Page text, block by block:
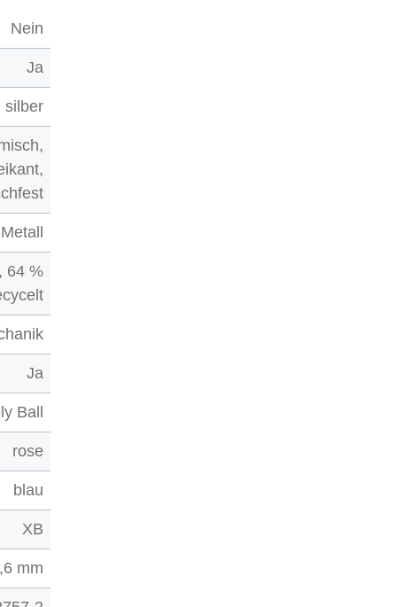
Nein
Ja
silber
Metall
64 %
Ja
Ball
rose
blau
XB
mm